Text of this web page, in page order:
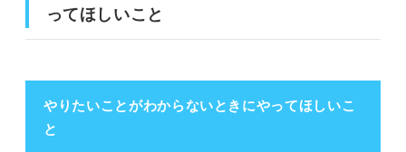
ってほしいこと
やりたいことがわからないときにやってほしいこ
と